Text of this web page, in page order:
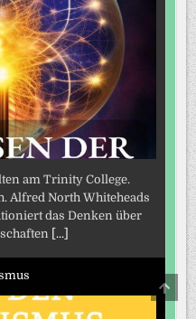
am Trinity College.
Alfred North Whiteheads
das Denken über
[...]
TO
TOP